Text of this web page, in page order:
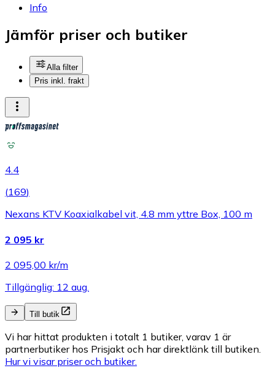
Info
Jämför priser och butiker
Alla filter
Pris inkl. frakt
4.4
(169)
Nexans KTV Koaxialkabel vit, 4.8 mm yttre Box, 100 m
2 095 kr
2 095,00 kr/m
Tillgänglig: 12 aug.
Till butik
Vi har hittat produkten i totalt 1 butiker, varav 1 är
partnerbutiker hos Prisjakt och har direktlänk till butiken.
Hur vi visar priser och butiker.